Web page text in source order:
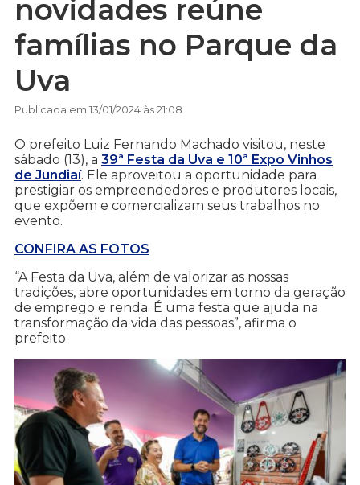
novidades reúne
famílias no Parque da
Uva
Publicada em 13/01/2024 às 21:08
O prefeito Luiz Fernando Machado visitou, neste
sábado (13), a 39ª Festa da Uva e 10ª Expo Vinhos
de Jundiaí. Ele aproveitou a oportunidade para
prestigiar os empreendedores e produtores locais,
que expõem e comercializam seus trabalhos no
evento.
CONFIRA AS FOTOS
“A Festa da Uva, além de valorizar as nossas
tradições, abre oportunidades em torno da geração
de emprego e renda. É uma festa que ajuda na
transformação da vida das pessoas”, afirma o
prefeito.